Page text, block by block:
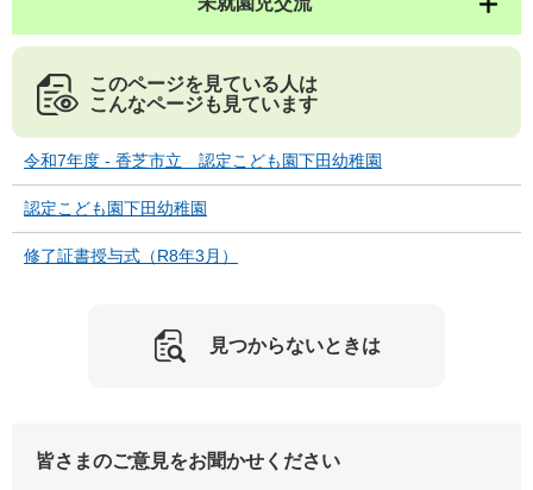
このページを見ている人は
こんなページも見ています
令和7年度 - 香芝市立 認定こども園下田幼稚園
認定こども園下田幼稚園
修了証書授与式（R8年3月）
見つからないときは
皆さまのご意見をお聞かせください